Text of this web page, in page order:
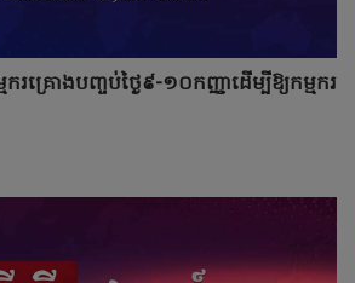
រគ្រោងបញ្ចប់ថ្ងៃ៩-១០កញ្ញាដើម្បីឱ្យកម្មករ